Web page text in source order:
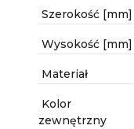
Szerokość [mm]
Wysokość [mm]
Materiał
Kolor
zewnętrzny